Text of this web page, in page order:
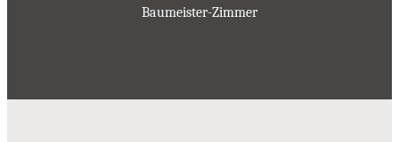
Baumeister-Zimmer